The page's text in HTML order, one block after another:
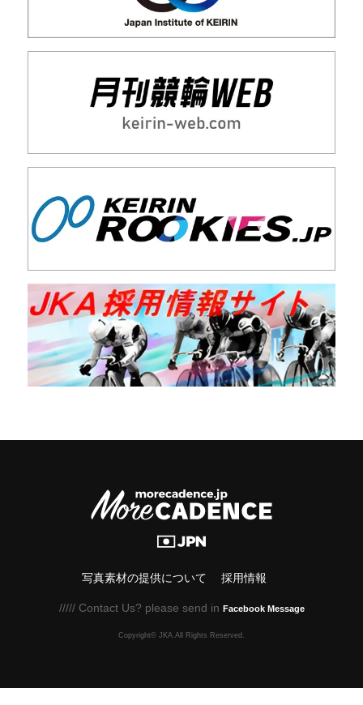
写真素材の提供について 採用情報
///// Contact Us? please send in Facebook Message
Copyright© JKA.All Rights Reserved.